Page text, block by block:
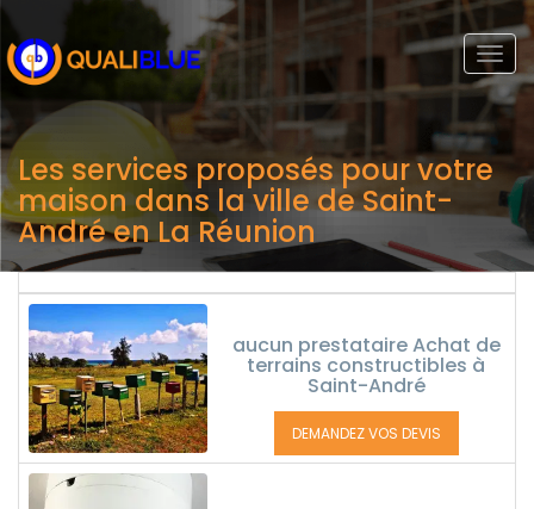
Les services proposés pour votre
maison dans la ville de Saint-
André en La Réunion
aucun prestataire Achat de
terrains constructibles à
Saint-André
DEMANDEZ VOS DEVIS